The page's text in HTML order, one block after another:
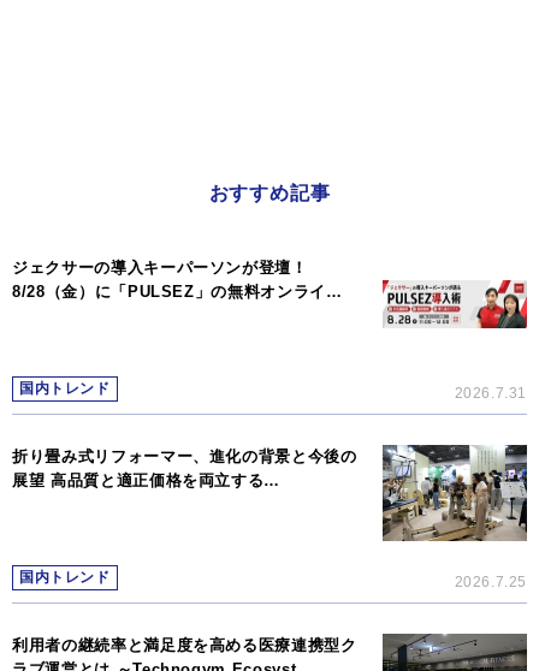
おすすめ記事
ジェクサーの導入キーパーソンが登壇！
8/28（金）に「PULSEZ」の無料オンライ…
国内トレンド 2026.7.31
折り畳み式リフォーマー、進化の背景と今後の
展望 高品質と適正価格を両立する…
国内トレンド 2026.7.25
利用者の継続率と満足度を高める医療連携型ク